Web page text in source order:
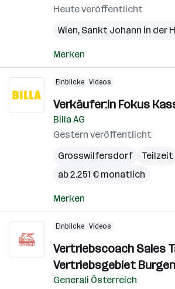
Heute veröffentlicht
Wien, Sankt Johann in der
Merken
Einblicke Videos
Verkäufer:in Fokus
Billa AG
Gestern veröffentlicht
Grosswilfersdorf
Teilzeit
ab 2.251 € monatlich
Merken
Einblicke Videos
Vertriebscoach Sales
Vertriebsgebiet
Generali Österreich